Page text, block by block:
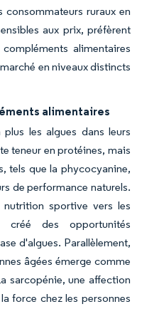
ruraux en
aux prix, préfèrent
alimentaires
en niveaux distincts
alimentaires
les algues dans leurs
teneur en protéines, mais
tels que la phycocyanine,
de performance naturels.
sportive vers les
créé des opportunités
d'algues. Parallèlement,
âgées émerge comme
sarcopénie, une affection
force chez les personnes